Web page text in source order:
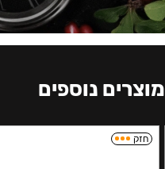
מוצרים נוספים
חזק